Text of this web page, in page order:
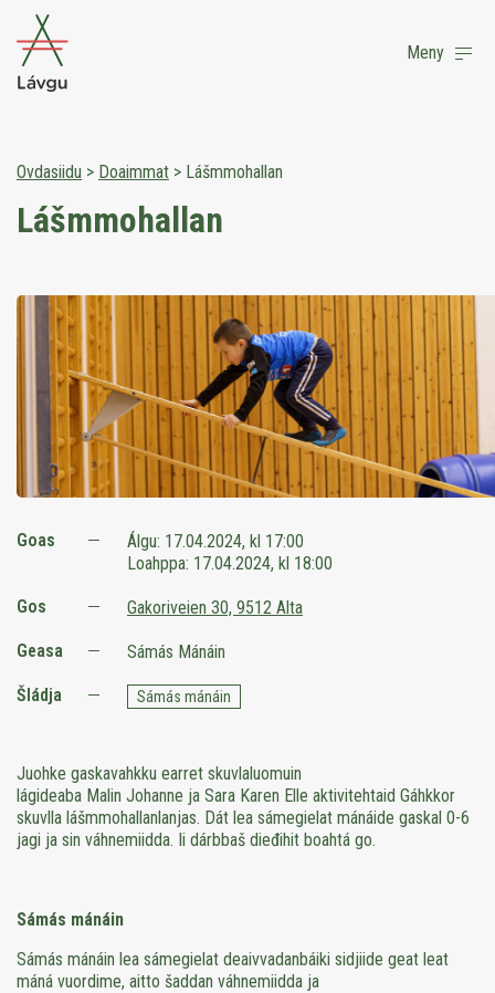
Meny
Ovdasiidu > Doaimmat > Lášmmohallan
Lášmmohallan
Goas Álgu: 17.04.2024, kl 17:00
Loahppa: 17.04.2024, kl 18:00
Gos Gakoriveien 30, 9512 Alta
Geasa Sámás Mánáin
Šládja Sámás mánáin
Juohke gaskavahkku earret skuvlaluomuin
lágideaba Malin Johanne ja Sara Karen Elle aktivitehtaid Gáhkkor
skuvlla lášmmohallanlanjas. Dát lea sámegielat mánáide gaskal 0-6
jagi ja sin váhnemiidda. Ii dárbbaš dieđihit boahtá go.
Sámás mánáin
Sámás mánáin lea sámegielat deaivvadanbáiki sidjiide geat leat
máná vuordime, aitto šaddan váhnemiidda ja